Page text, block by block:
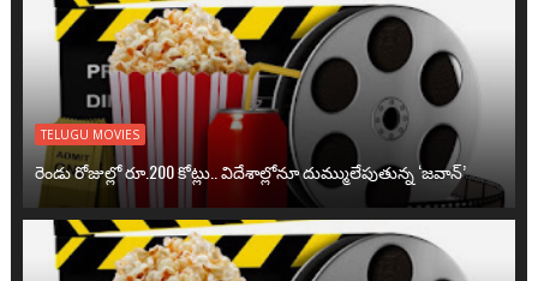
TELUGU MOVIES
రెండు రోజుల్లో రూ.200 కోట్లు.. విదేశాల్లోనూ దుమ్ములేపుతున్న ‘జవాన్’